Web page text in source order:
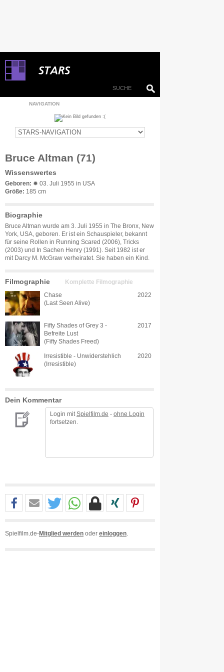
NAVIGATION
Bruce Altman (71)
Wissenswertes
Geboren: ✹ 03. Juli 1955 in USA
Größe: 185 cm
Biographie
Bruce Altman wurde am 3. Juli 1955 in The Bronx, New
York, USA, geboren. Er ist ein Schauspieler, bekannt
für seine Rollen in Running Scared (2006), Tricks
(2003) und In Sachen Henry (1991). Seit 1982 ist er
mit Darcy M. McGraw verheiratet. Sie haben ein Kind.
Filmographie Komplette Filmographie
Chase
(Last Seen Alive)
2022
Fifty Shades of Grey 3 -
Befreite Lust
(Fifty Shades Freed)
2017
Irresistible - Unwiderstehlich
(Irresistible)
2020
Dein Kommentar
Login mit Spielfilm.de - ohne Login
fortsetzen.
Spielfilm.de-Mitglied werden oder einloggen